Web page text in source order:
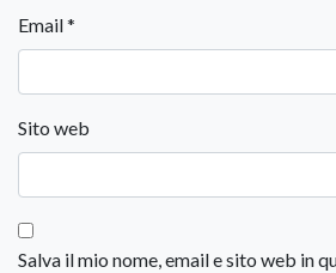
Email*
Sito web
Salva il mio nome, email e sito web in